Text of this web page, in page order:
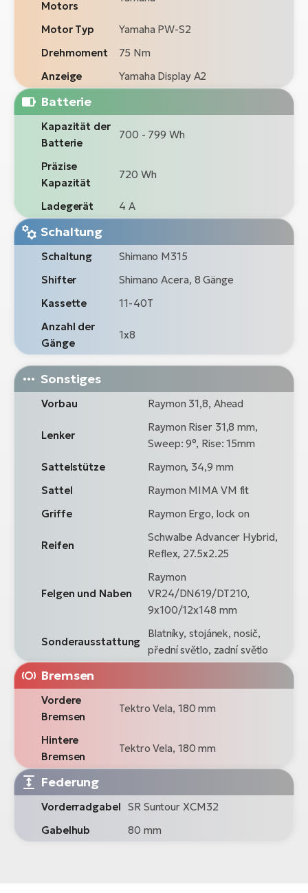
Motors
Motor Typ
Yamaha PW-S2
Drehmoment
75 Nm
Anzeige
Yamaha Display A2
Batterie
Kapazität der
Batterie
700 - 799 Wh
Präzise
Kapazität
720 Wh
Ladegerät 4 A
Schaltung
Schaltung
Shimano M315
Shifter
Shimano Acera, 8 Gänge
Kassette
11-40T
Anzahl der
Gänge
1x8
Sonstiges
Vorbau Raymon 31,8, Ahead
Lenker
Raymon Riser 31,8 mm,
Sweep: 9°, Rise: 15mm
Sattelstütze
Raymon, 34,9 mm
Sattel
Raymon MIMA VM fit
Griffe
Raymon Ergo, lock on
Reifen
Schwalbe Advancer Hybrid,
Reflex, 27.5x2.25
Felgen und Naben
Raymon
VR24/DN619/DT210,
9x100/12x148 mm
Sonderausstattung
Blatníky, stojánek, nosič,
přední světlo, zadní světlo
Bremsen
Vordere
Bremsen
Tektro Vela, 180 mm
Hintere
Bremsen
Tektro Vela, 180 mm
Federung
Vorderradgabel SR Suntour XCM32
Gabelhub
80 mm